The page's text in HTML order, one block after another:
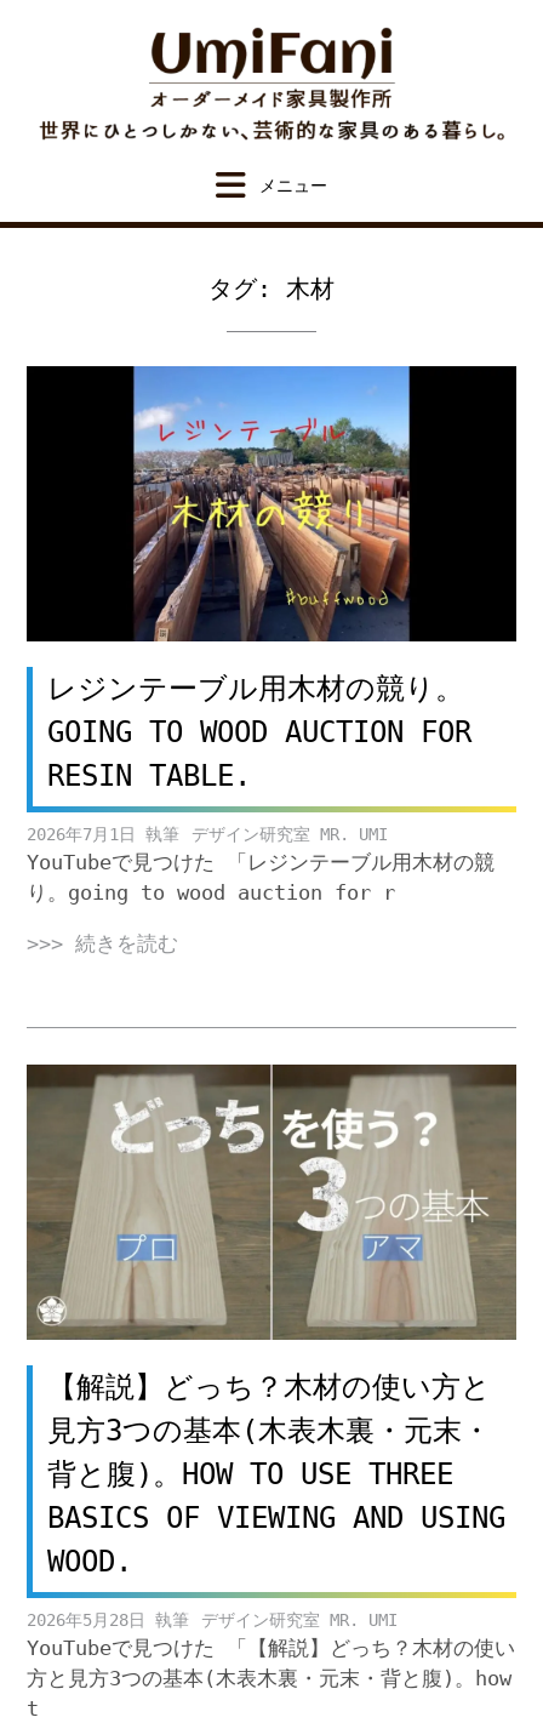
タグ: 木材
レジンテーブル用木材の競り。
GOING TO WOOD AUCTION FOR
RESIN TABLE.
2026年7月1日 デザイン研究室 MR. UMI
YouTubeで見つけた 「レジンテーブル用木材の競
り。going to wood auction for r
>>> 続きを読む
【解説】どっち？木材の使い方と
見方3つの基本(木表木裏・元末・
背と腹)。HOW TO USE THREE
BASICS OF VIEWING AND USING
WOOD.
2026年5月28日 デザイン研究室 MR. UMI
YouTubeで見つけた 「【解説】どっち？木材の使い
方と見方3つの基本(木表木裏・元末・背と腹)。how
t